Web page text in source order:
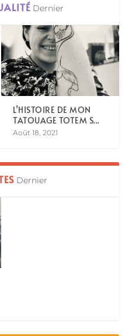
Dernier
L’HISTOIRE DE MON
TATOUAGE TOTEM S...
Août 18, 2021
Dernier